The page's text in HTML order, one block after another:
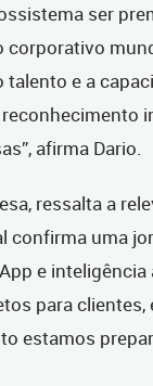
ser
talento e a
afirma Dario.
ressalta a
confirma uma
e
para clientes,
estamos